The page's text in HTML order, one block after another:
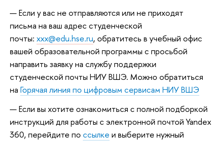
Если у вас не отправляются или не приходят
письма на ваш адрес студенческой
почты: xxx@edu.hse.ru, обратитесь в учебный офис
вашей образовательной программы с просьбой
направить заявку на службу поддержки
студенческой почты НИУ ВШЭ. Можно обратиться
на Горячая линия по цифровым сервисам НИУ ВШЭ
Если вы хотите ознакомиться с полной подборкой
инструкций для работы с электронной почтой Yandex
360, перейдите по ссылке и выберите нужный